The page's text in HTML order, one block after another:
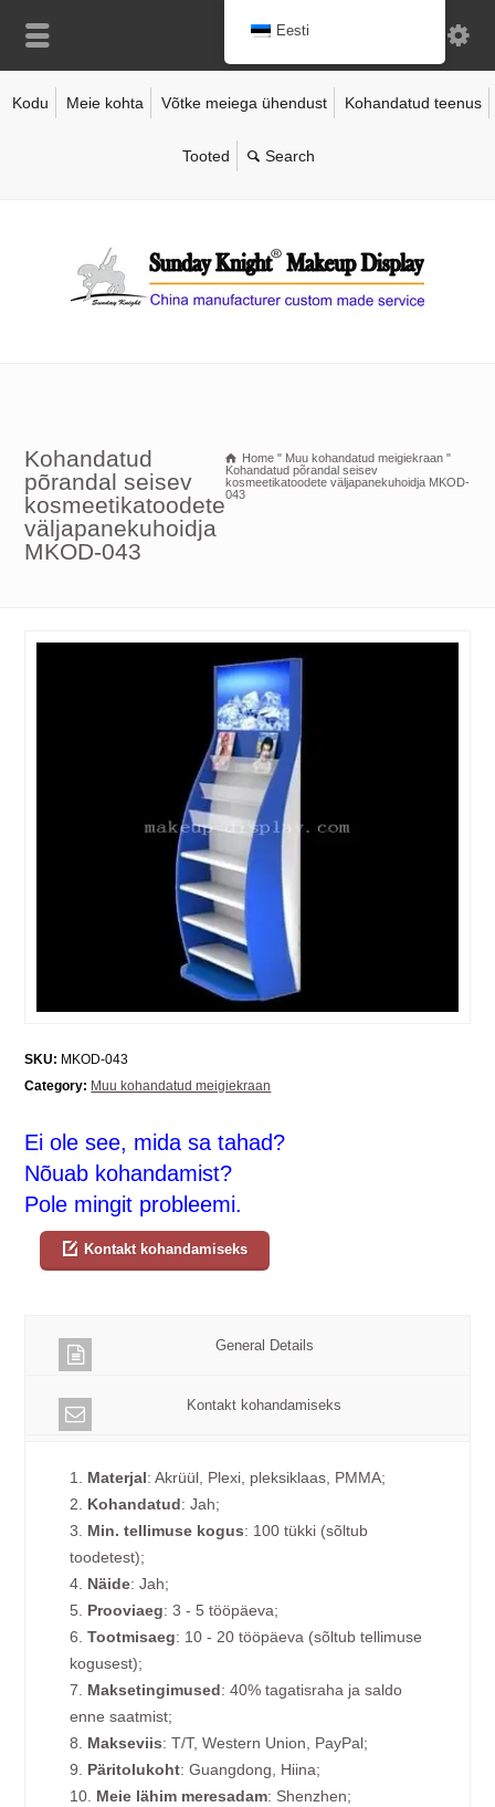
Kodu Meie kohta Võtke meiega ühendust Kohandatud teenus
Tooted
Kohandatud
põrandal seisev
kosmeetikatoodete
väljapanekuhoidja
MKOD-043
Home " Muu kohandatud meigiekraan "
Kohandatud põrandal seisev
kosmeetikatoodete väljapanekuhoidja MKOD-
043
SKU: MKOD-043
Category: Muu kohandatud meigiekraan
Ei ole see, mida sa tahad?
Nõuab kohandamist?
Pole mingit probleemi.
Kontakt kohandamiseks
General Details
Kontakt kohandamiseks
1. Materjal: Akrüül, Plexi, pleksiklaas, PMMA;
2. Kohandatud: Jah;
3. Min. tellimuse kogus: 100 tükki (sõltub
toodetest);
4. Näide: Jah;
5.
Prooviaeg: 3 - 5 tööpäeva;
6.Tootmisaeg: 10 - 20 tööpäeva (sõltub tellimuse
kogusest);
7. Maksetingimused: 40% tagatisraha ja saldo
enne saatmist;
8. Makseviis: T/T, Western Union, PayPal;
9. Päritolukoht: Guangdong, Hiina;
10. Meie lähim meresadam: Shenzhen;
Eesti